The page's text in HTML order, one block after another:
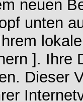
neuen
unten
]. Ihre
Dieser